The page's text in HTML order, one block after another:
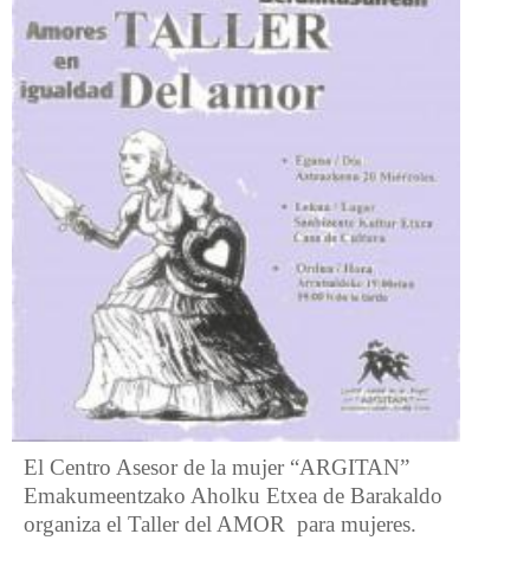
El Centro Asesor de la mujer “ARGITAN”
Emakumeentzako Aholku Etxea de Barakaldo
organiza el Taller del AMOR para mujeres.